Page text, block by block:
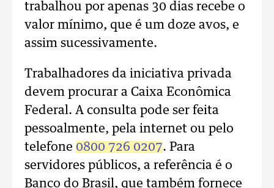
trabalhou por apenas 30 dias recebe o
valor mínimo, que é um doze avos, e
assim sucessivamente.
Trabalhadores da iniciativa privada
devem procurar a Caixa Econômica
Federal. A consulta pode ser feita
pessoalmente, pela internet ou pelo
telefone 0800 726 0207. Para
servidores públicos, a referência é o
Banco do Brasil, que também fornece